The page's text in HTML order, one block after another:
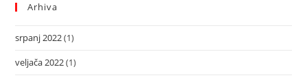
Arhiva
srpanj 2022(1)
veljača 2022(1)